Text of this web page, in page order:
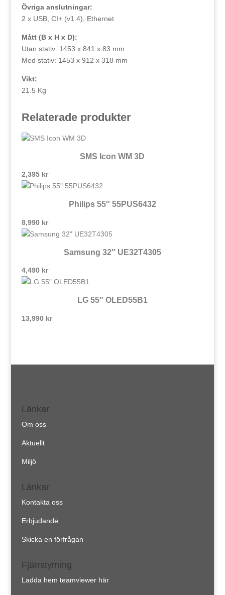
Övriga anslutningar:
2 x USB, CI+ (v1.4), Ethernet
Mått (B x H x D):
Utan stativ: 1453 x 841 x 83 mm
Med stativ: 1453 x 912 x 318 mm
Vikt:
21.5 Kg
Relaterade produkter
SMS Icon WM 3D
2,395 kr
Philips 55″ 55PUS6432
8,990 kr
Samsung 32″ UE32T4305
4,490 kr
LG 55″ OLED55B1
13,990 kr
Länkar
Om oss
Aktuellt
Miljö
Länkar
Kontakta oss
Erbjudande
Skicka en förfrågan
Fjärrstyrning
Ladda hem teamviewer här